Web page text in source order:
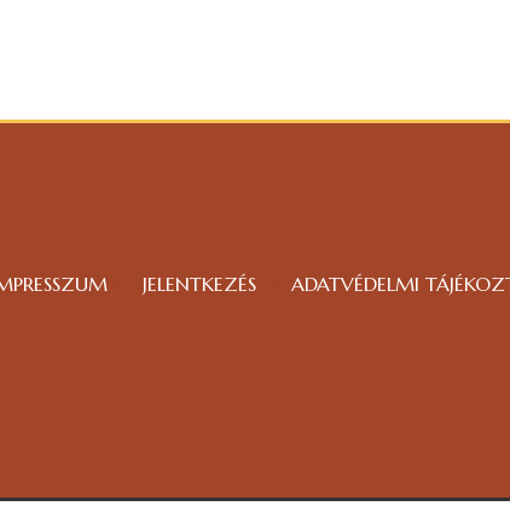
JELENTKEZÉS ADATVÉDELMI